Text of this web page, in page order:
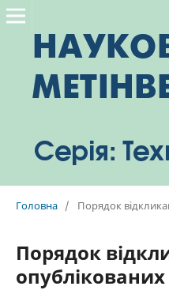
Головна / Порядок
Порядок
опублікованих